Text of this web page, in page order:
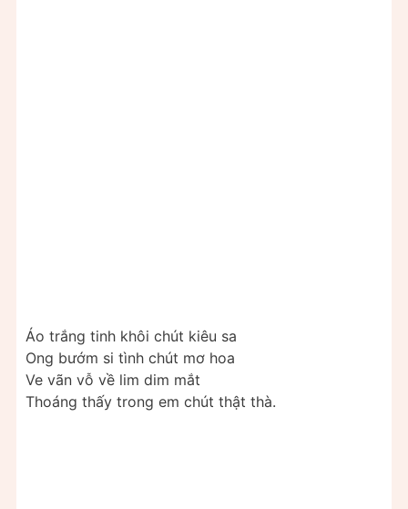
Áo trắng tinh khôi chút kiêu sa
Ong bướm si tình chút mơ hoa
Ve vãn vỗ về lim dim mắt
Thoáng thấy trong em chút thật thà.